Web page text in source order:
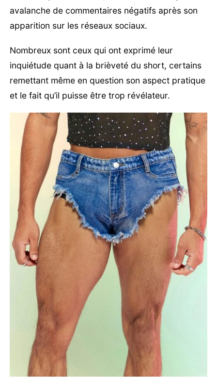
avalanche de commentaires négatifs après son
apparition sur les réseaux sociaux.
Nombreux sont ceux qui ont exprimé leur
inquiétude quant à la brièveté du short, certains
remettant même en question son aspect pratique
et le fait qu’il puisse être trop révélateur.